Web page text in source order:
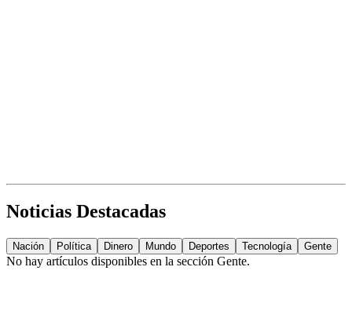
Noticias Destacadas
Nación Política Dinero Mundo Deportes Tecnología Gente
No hay artículos disponibles en la sección Gente.